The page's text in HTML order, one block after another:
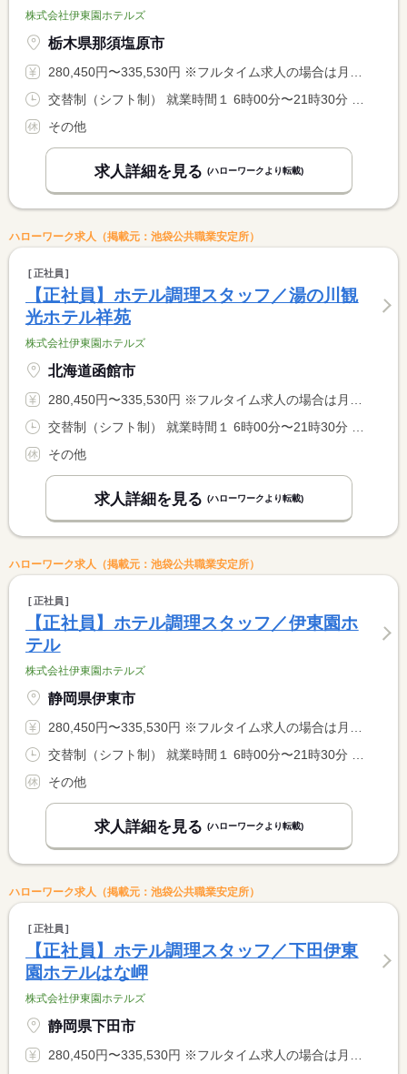
株式会社伊東園ホテルズ
栃木県那須塩原市
280,450円〜335,530円 ※フルタイム求人の場合は月額（換算額）、パート求人の場合は時間額を表示しています。
その他
求人詳細を見る (ハローワークより転載)
ハローワーク求人（掲載元：池袋公共職業安定所）
正社員
【正社員】ホテル調理スタッフ／湯の川観
光ホテル祥苑
株式会社伊東園ホテルズ
北海道函館市
280,450円〜335,530円 ※フルタイム求人の場合は月額（換算額）、パート求人の場合は時間額を表示しています。
その他
求人詳細を見る (ハローワークより転載)
ハローワーク求人（掲載元：池袋公共職業安定所）
正社員
【正社員】ホテル調理スタッフ／伊東園ホ
テル
株式会社伊東園ホテルズ
静岡県伊東市
280,450円〜335,530円 ※フルタイム求人の場合は月額（換算額）、パート求人の場合は時間額を表示しています。
その他
求人詳細を見る (ハローワークより転載)
ハローワーク求人（掲載元：池袋公共職業安定所）
正社員
【正社員】ホテル調理スタッフ／下田伊東
園ホテルはな岬
株式会社伊東園ホテルズ
静岡県下田市
280,450円〜335,530円 ※フルタイム求人の場合は月額（換算額）、パート求人の場合は時間額を表示しています。